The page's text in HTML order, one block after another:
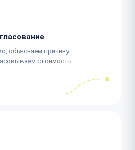
объясняем причину
стоимость.